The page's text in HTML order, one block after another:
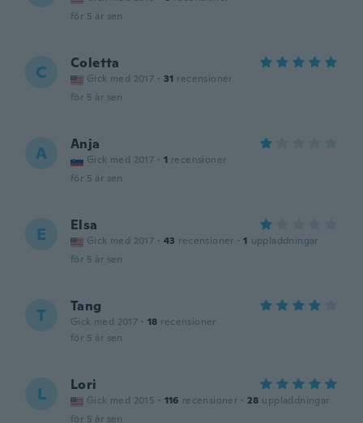
för 5 år sen
C Coletta
Gick med 2017 · 31 recensioner
för 5 år sen
A Anja
Gick med 2017 · 1 recensioner
för 5 år sen
E Elsa
Gick med 2017 · 43 recensioner · 1 uppladdningar
för 5 år sen
T Tang
Gick med 2017 · 18 recensioner
för 5 år sen
L Lori
Gick med 2015 · 116 recensioner · 28 uppladdningar
för 5 år sen